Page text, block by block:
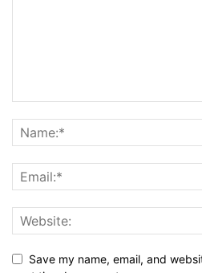
Save my name, email, and